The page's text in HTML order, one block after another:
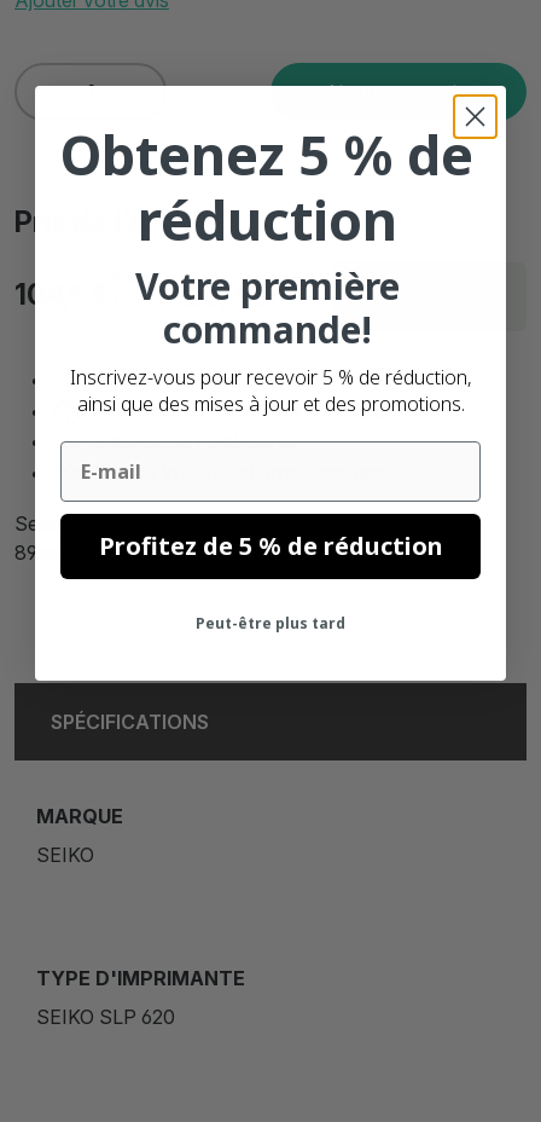
Ajouter au panier
Prix de l'article
126,99 €Avec
TVA
104,
Sans
TVA
Livraison sous 1
Livraison gratuite à partir de: € 250,- (FR)
Nos étiquettes sont100% sans BPA.
Satisfait ouremboursé
Plus de
Seiko imprimante SLP-620 + 12 rouleaux d’étiquettes
89mm x 36mm
SPÉCIFICATIONS
MARQUE
SEIKO
TYPE D'IMPRIMANTE
SEIKO SLP 620
Obtenez 5 % de
réduction
Votre première
commande!
Inscrivez-vous pour recevoir 5 % de réduction,
ainsi que des mises à jour et des promotions.
Email
Profitez de 5 % de réduction
Peut-être plus tard